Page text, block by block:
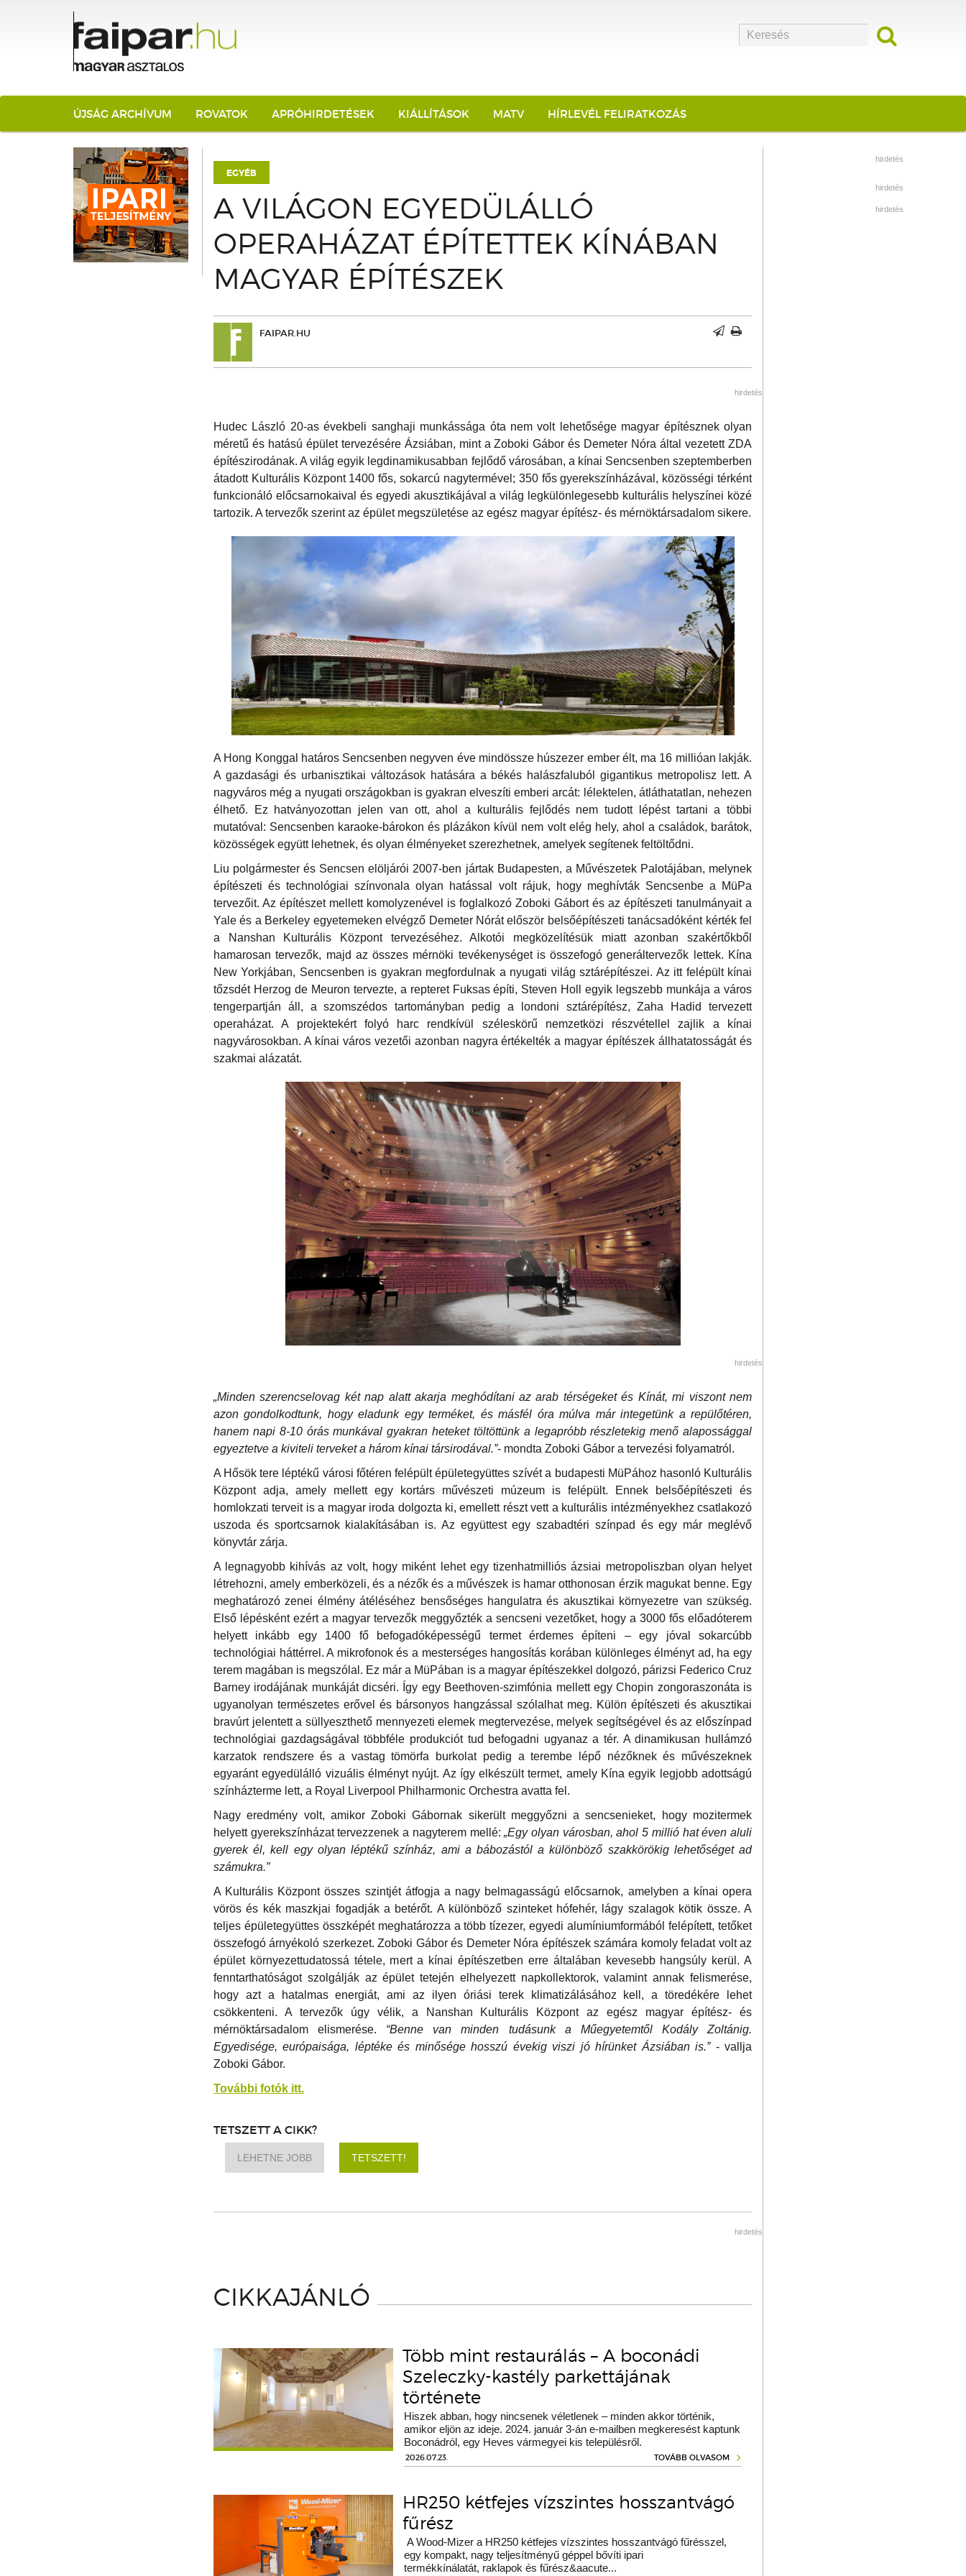
ÚJSÁG ARCHÍVUM ROVATOK APRÓHIRDETÉSEK KIÁLLÍTÁSOK MATV HÍRLEVÉL FELIRATKOZÁS
EGYÉB
A VILÁGON EGYEDÜLÁLLÓ
OPERAHÁZAT ÉPÍTETTEK KÍNÁBAN
MAGYAR ÉPÍTÉSZEK
FAIPAR.HU
hirdetés
Hudec László 20-as évekbeli sanghaji munkássága óta nem volt lehetősége magyar építésznek olyan
méretű és hatású épület tervezésére Ázsiában, mint a Zoboki Gábor és Demeter Nóra által vezetett ZDA
építészirodának. A világ egyik legdinamikusabban fejlődő városában, a kínai Sencsenben szeptemberben
átadott Kulturális Központ 1400 fős, sokarcú nagytermével; 350 fős gyerekszínházával, közösségi térként
funkcionáló előcsarnokaival és egyedi akusztikájával a világ legkülönlegesebb kulturális helyszínei közé
tartozik. A tervezők szerint az épület megszületése az egész magyar építész- és mérnöktársadalom sikere.
A Hong Konggal határos Sencsenben negyven éve mindössze húszezer ember élt, ma 16 millióan lakják.
A gazdasági és urbanisztikai változások hatására a békés halászfaluból gigantikus metropolisz lett. A
nagyváros még a nyugati országokban is gyakran elveszíti emberi arcát: lélektelen, átláthatatlan, nehezen
élhető. Ez hatványozottan jelen van ott, ahol a kulturális fejlődés nem tudott lépést tartani a többi
mutatóval: Sencsenben karaoke-bárokon és plázákon kívül nem volt elég hely, ahol a családok, barátok,
közösségek együtt lehetnek, és olyan élményeket szerezhetnek, amelyek segítenek feltöltődni.
Liu polgármester és Sencsen elöljárói 2007-ben jártak Budapesten, a Művészetek Palotájában, melynek
építészeti és technológiai színvonala olyan hatással volt rájuk, hogy meghívták Sencsenbe a MüPa
tervezőit. Az építészet mellett komolyzenével is foglalkozó Zoboki Gábort és az építészeti tanulmányait a
Yale és a Berkeley egyetemeken elvégző Demeter Nórát először belsőépítészeti tanácsadóként kérték fel
a Nanshan Kulturális Központ tervezéséhez. Alkotói megközelítésük miatt azonban szakértőkből
hamarosan tervezők, majd az összes mérnöki tevékenységet is összefogó generáltervezők lettek. Kína
New Yorkjában, Sencsenben is gyakran megfordulnak a nyugati világ sztárépítészei. Az itt felépült kínai
tőzsdét Herzog de Meuron tervezte, a repteret Fuksas építi, Steven Holl egyik legszebb munkája a város
tengerpartján áll, a szomszédos tartományban pedig a londoni sztárépítész, Zaha Hadid tervezett
operaházat. A projektekért folyó harc rendkívül széleskörű nemzetközi részvétellel zajlik a kínai
nagyvárosokban. A kínai város vezetői azonban nagyra értékelték a magyar építészek állhatatosságát és
szakmai alázatát.
hirdetés
„Minden szerencselovag két nap alatt akarja meghódítani az arab térségeket és Kínát, mi viszont nem
azon gondolkodtunk, hogy eladunk egy terméket, és másfél óra múlva már integetünk a repülőtéren,
hanem napi 8-10 órás munkával gyakran heteket töltöttünk a legapróbb részletekig menő alapossággal
egyeztetve a kiviteli terveket a három kínai társirodával.”- mondta Zoboki Gábor a tervezési folyamatról.
A Hősök tere léptékű városi főtéren felépült épületegyüttes szívét a budapesti MüPához hasonló Kulturális
Központ adja, amely mellett egy kortárs művészeti múzeum is felépült. Ennek belsőépítészeti és
homlokzati terveit is a magyar iroda dolgozta ki, emellett részt vett a kulturális intézményekhez csatlakozó
uszoda és sportcsarnok kialakításában is. Az együttest egy szabadtéri színpad és egy már meglévő
könyvtár zárja.
A legnagyobb kihívás az volt, hogy miként lehet egy tizenhatmilliós ázsiai metropoliszban olyan helyet
létrehozni, amely emberközeli, és a nézők és a művészek is hamar otthonosan érzik magukat benne. Egy
meghatározó zenei élmény átéléséhez bensőséges hangulatra és akusztikai környezetre van szükség.
Első lépésként ezért a magyar tervezők meggyőzték a sencseni vezetőket, hogy a 3000 fős előadóterem
helyett inkább egy 1400 fő befogadóképességű termet érdemes építeni – egy jóval sokarcúbb
technológiai háttérrel. A mikrofonok és a mesterséges hangosítás korában különleges élményt ad, ha egy
terem magában is megszólal. Ez már a MüPában is a magyar építészekkel dolgozó, párizsi Federico Cruz
Barney irodájának munkáját dicséri. Így egy Beethoven-szimfónia mellett egy Chopin zongoraszonáta is
ugyanolyan természetes erővel és bársonyos hangzással szólalhat meg. Külön építészeti és akusztikai
bravúrt jelentett a süllyeszthető mennyezeti elemek megtervezése, melyek segítségével és az előszínpad
technológiai gazdagságával többféle produkciót tud befogadni ugyanaz a tér. A dinamikusan hullámzó
karzatok rendszere és a vastag tömörfa burkolat pedig a terembe lépő nézőknek és művészeknek
egyaránt egyedülálló vizuális élményt nyújt. Az így elkészült termet, amely Kína egyik legjobb adottságú
színházterme lett, a Royal Liverpool Philharmonic Orchestra avatta fel.
Nagy eredmény volt, amikor Zoboki Gábornak sikerült meggyőzni a sencsenieket, hogy mozitermek
helyett gyerekszínházat tervezzenek a nagyterem mellé:„Egy olyan városban, ahol 5 millió hat éven aluli
gyerek él, kell egy olyan léptékű színház, ami a bábozástól a különböző szakkörökig lehetőséget ad
számukra.”
A Kulturális Központ összes szintjét átfogja a nagy belmagasságú előcsarnok, amelyben a kínai opera
vörös és kék maszkjai fogadják a betérőt. A különböző szinteket hófehér, lágy szalagok kötik össze. A
teljes épületegyüttes összképét meghatározza a több tízezer, egyedi alumíniumformából felépített, tetőket
összefogó árnyékoló szerkezet. Zoboki Gábor és Demeter Nóra építészek számára komoly feladat volt az
épület környezettudatossá tétele, mert a kínai építészetben erre általában kevesebb hangsúly kerül. A
fenntarthatóságot szolgálják az épület tetején elhelyezett napkollektorok, valamint annak felismerése,
hogy azt a hatalmas energiát, ami az ilyen óriási terek klimatizálásához kell, a töredékére lehet
csökkenteni. A tervezők úgy vélik, a Nanshan Kulturális Központ az egész magyar építész- és
mérnöktársadalom elismerése. “Benne van minden tudásunk a Műegyetemtől Kodály Zoltánig.
Egyedisége, európaisága, léptéke és minősége hosszú évekig viszi jó hírünket Ázsiában is.”- vallja
Zoboki Gábor.
További fotók itt.
TETSZETT A CIKK?
LEHETNE JOBB TETSZETT!
hirdetés
CIKKAJÁNLÓ
Több mint restaurálás – A boconádi
Szeleczky-kastély parkettájának
története
Hiszek abban, hogy nincsenek véletlenek – minden akkor történik,
amikor eljön az ideje. 2024. január 3-án e-mailben megkeresést kaptunk
Boconádról, egy Heves vármegyei kis településről.
2026.07.23. TOVÁBB OLVASOM
HR250 kétfejes vízszintes hosszantvágó
fűrész
A Wood-Mizer a HR250 kétfejes vízszintes hosszantvágó fűrésszel,
egy kompakt, nagy teljesítményű géppel bővíti ipari
termékkínálatát, raklapok és fűrész&aacute...
hirdetés
hirdetés
hirdetés